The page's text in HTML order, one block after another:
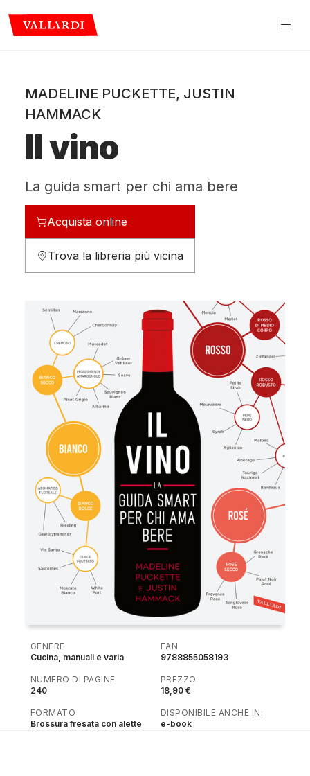
MADELINE PUCKETTE, JUSTIN
HAMMACK
Il vino
La guida smart per chi ama bere
Acquista online
Trova la libreria più vicina
GENERE
Cucina, manuali e varia
NUMERO DI PAGINE
240
FORMATO
Brossura fresata con alette
EAN
9788855058193
PREZZO
18,90 €
DISPONIBILE ANCHE IN:
e-book